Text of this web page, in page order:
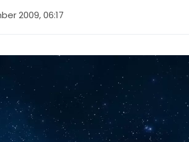
2009, 06:17